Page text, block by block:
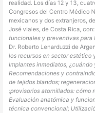
realidad. Los días 12 y 13,
Congresos del Centro Médico
mexicanos y dos extranjeros,
José viales, de Costa Rica, con:
funcionales y preventivas para
Dr. Roberto Lenarduzzi de
los recursos en sector estético
Implantes inmediatos,
Recomendaciones y
de tejidos blandos;
;provisorios atornillados: cómo
Evaluación anatómica y
técnica convencional;